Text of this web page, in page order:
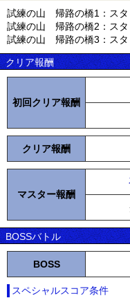
試練の山 帰路の橋1：スタ
試練の山 帰路の橋2：スタ
試練の山 帰路の橋3：スタ
クリア報酬
初回クリア報酬
クリア報酬
マスター報酬
BOSSバトル
BOSS
スペシャルスコア条件